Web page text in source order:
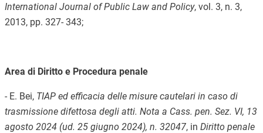
International Journal of Public Law and Policy, vol. 3, n. 3,
2013, pp. 327- 343;
Area di Diritto e Procedura penale
- E. Bei, TIAP ed efficacia delle misure cautelari in caso di
trasmissione difettosa degli atti. Nota a Cass. pen. Sez. VI, 13
agosto 2024 (ud. 25 giugno 2024), n. 32047, in Diritto penale